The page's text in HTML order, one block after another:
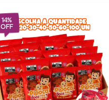
14%
OFF